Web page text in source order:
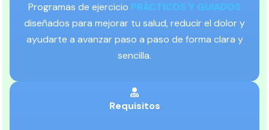
Programas de ejercicio PRÁCTICOS Y GUIADOS
diseñados para mejorar tu salud, reducir el dolor y
ayudarte a avanzar paso a paso de forma clara y
sencilla.
Requisitos